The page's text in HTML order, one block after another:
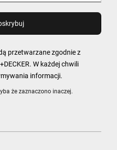
że zaznaczono inaczej.
przetwarzane zgodnie z
W każdej chwili
informacji.